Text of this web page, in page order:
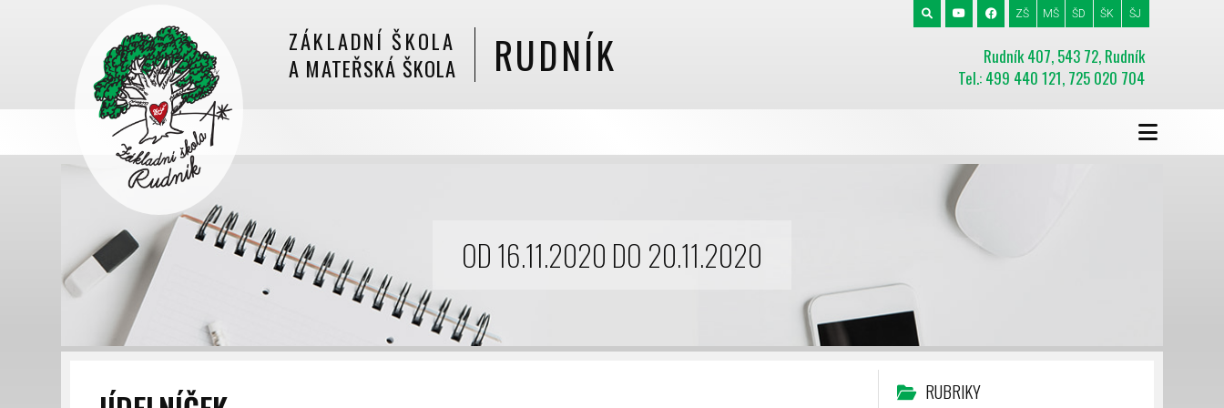
ZÁKLADNÍ ŠKOLA
A MATEŘSKÁ ŠKOLA
RUDNÍK
Rudník 407, 543 72, Rudník
Tel.: 499 440 121, 725 020 704
ZŠ MŠ ŠD ŠK ŠJ
OD 16.11.2020 DO 20.11.2020
RUBRIKY